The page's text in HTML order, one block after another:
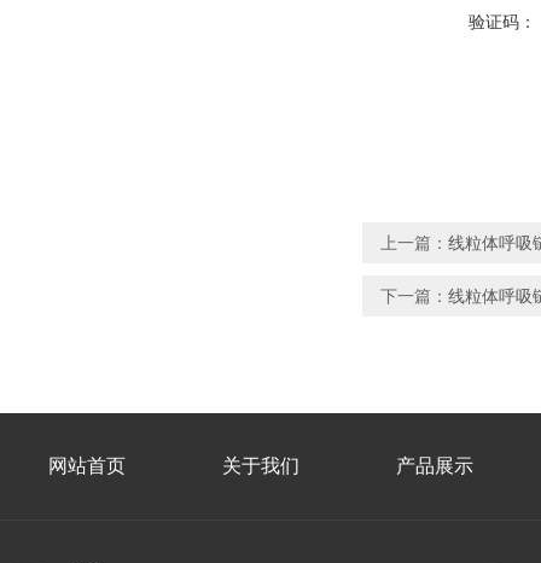
验证码：
上一篇： 线粒体呼吸
下一篇： 线粒体呼吸
网站首页 关于我们 产品展示